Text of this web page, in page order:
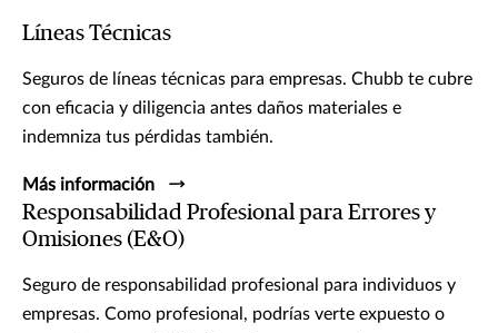
Líneas Técnicas
Seguros de líneas técnicas para empresas. Chubb te cubre
con eficacia y diligencia antes daños materiales e
indemniza tus pérdidas también.
Más información
Responsabilidad Profesional para Errores y
Omisiones (E&O)
Seguro de responsabilidad profesional para individuos y
empresas. Como profesional, podrías verte expuesto o